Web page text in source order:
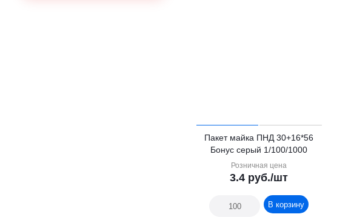
Пакет майка ПНД 30+16*56
Бонус серый 1/100/1000
Розничная цена
3.4 руб./шт
В корзину